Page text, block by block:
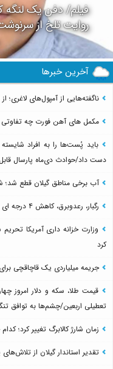
روایت تلخ از
آخرین خبرها
ناگفته‌هایی از آمپول‌های لاغری؛
مکمل های آهن فورت چه تفاوتی
باید پُست‌ها را به افراد
دست داد/حوادث دی‌ماه پارسال
آب برخی مناطق گیلان قطع شد؛
رگبار، رعدوبرق، کاهش ۴ درجه ای دمای گیلان و مواج شدن دریای کاسپین از پنجشنبه
وزارت خزانه داری آمریکا
کرد
جریمه میلیاردی یک قاچاقچی
تعطیلی اربعین/چشم‌ها به توافق
زمان شارژ کالابرگ تغییر کرد؛
تقدیر استاندار گیلان از